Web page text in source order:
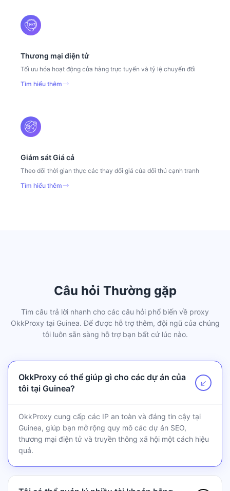
Thương mại điện tử
Tối ưu hóa hoạt động cửa hàng trực tuyến và tỷ lệ chuyển đổi
Tìm hiểu thêm
Giám sát Giá cả
Theo dõi thời gian thực các thay đổi giá của đối thủ cạnh tranh
Tìm hiểu thêm
Câu hỏi Thường gặp
Tìm câu trả lời nhanh cho các câu hỏi phổ biến về proxy
OkkProxy tại Guinea. Để được hỗ trợ thêm, đội ngũ của chúng
tôi luôn sẵn sàng hỗ trợ bạn bất cứ lúc nào.
OkkProxy có thể giúp gì cho các dự án của
tôi tại Guinea?
↗
OkkProxy cung cấp các IP an toàn và đáng tin cậy tại
Guinea, giúp bạn mở rộng quy mô các dự án SEO,
thương mại điện tử và truyền thông xã hội một cách hiệu
quả.